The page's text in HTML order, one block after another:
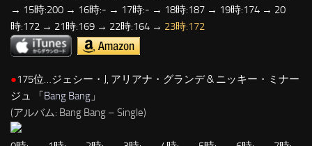
→ 15時:200 → 16時:- → 17時:- → 18時:187 → 19時:174 → 20
時:172 → 21時:169 → 22時:164 → 23時:172
●175位…ジェシー・J, アリアナ・グランデ & ニッキー・ミナー
ジュ 「Bang Bang 」
(アルバム: Bang Bang – Single)